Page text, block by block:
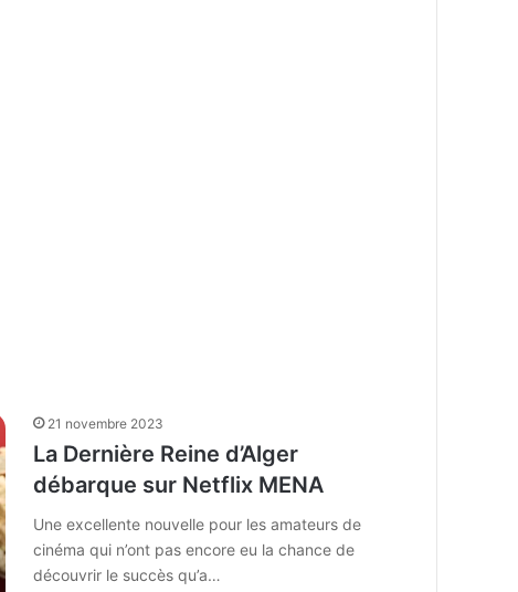
21 novembre 2023
La Dernière Reine d’Alger
débarque sur Netflix MENA
Une excellente nouvelle pour les amateurs de
cinéma qui n’ont pas encore eu la chance de
découvrir le succès qu’a…